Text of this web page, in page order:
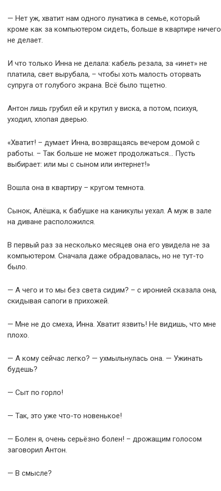
— Нет уж, хватит нам одного лунатика в семье, который
кроме как за компьютером сидеть, больше в квартире ничего
не делает.
И что только Инна не делала: кабель резала, за «инет» не
платила, свет вырубала, – чтобы хоть малость оторвать
супруга от голубого экрана. Всё было тщетно.
Антон лишь грубил ей и крутил у виска, а потом, психуя,
уходил, хлопая дверью.
«Хватит! – думает Инна, возвращаясь вечером домой с
работы. – Так больше не может продолжаться… Пусть
выбирает: или мы с сыном или интернет!»
Вошла она в квартиру – кругом темнота.
Сынок, Алёшка, к бабушке на каникулы уехал. А муж в зале
на диване расположился.
В первый раз за несколько месяцев она его увидела не за
компьютером. Сначала даже обрадовалась, но не тут-то
было.
— А чего и то мы без света сидим? – с иронией сказала она,
скидывая сапоги в прихожей.
— Мне не до смеха, Инна. Хватит язвить! Не видишь, что мне
плохо.
— А кому сейчас легко? — ухмыльнулась она. — Ужинать
будешь?
— Сыт по горло!
— Так, это уже что-то новенькое!
— Болен я, очень серьёзно болен! – дрожащим голосом
заговорил Антон.
— В смысле?